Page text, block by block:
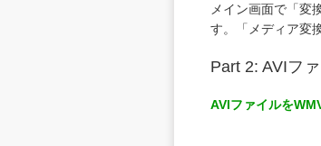
メイン画面で「変
す。「メディア変
Part 2: AVIフ
AVIファイルを